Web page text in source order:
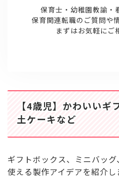
保育士・幼稚園教諭・
保育関連転職のご質問や
まずはお気軽にご
【4歳児】かわいいギ
土ケーキなど
ギフトボックス、ミニバッ
使える製作アイデアを紹介